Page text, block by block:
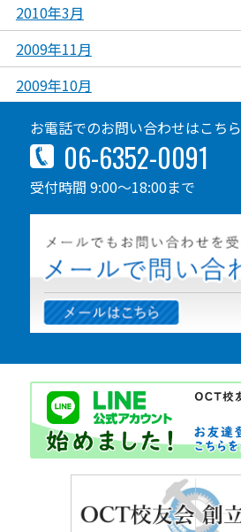
2010年3月
2009年11月
2009年10月
お電話でのお問い合わせはこちら
06-6352-0091
受付時間 9:00～18:00まで